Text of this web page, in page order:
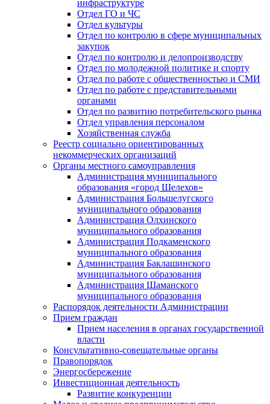
инфраструктуре
Отдел ГО и ЧС
Отдел культуры
Отдел по контролю в сфере муниципальных
закупок
Отдел по контролю и делопроизводству
Отдел по молодежной политике и спорту
Отдел по работе с общественностью и СМИ
Отдел по работе с представительными
органами
Отдел по развитию потребительского рынка
Отдел управления персоналом
Хозяйственная служба
Реестр социально ориентированных
некоммерческих организаций
Органы местного самоуправления
Администрация муниципального
образования «город Шелехов»
Администрация Большелугского
муниципального образования
Администрация Олхинского
муниципального образования
Администрация Подкаменского
муниципального образования
Администрация Баклашинского
муниципального образования
Администрация Шаманского
муниципального образования
Распорядок деятельности Администрации
Прием граждан
Прием населения в органах государственной
власти
Консультативно-совещательные органы
Правопорядок
Энергосбережение
Инвестиционная деятельность
Развитие конкуренции